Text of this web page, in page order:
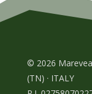
© 2026 Marevea
(TN) · ITALY